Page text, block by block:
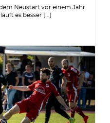
Neustart vor einem Jahr
es besser [...]